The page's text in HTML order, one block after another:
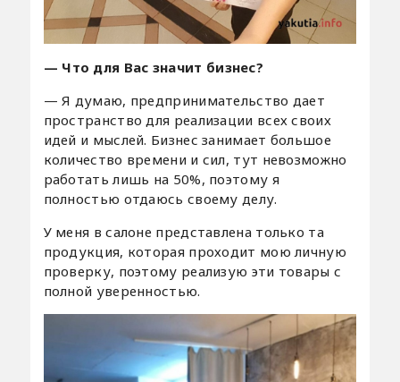
— Что для Вас значит бизнес?
— Я думаю, предпринимательство дает
пространство для реализации всех своих
идей и мыслей. Бизнес занимает большое
количество времени и сил, тут невозможно
работать лишь на 50%, поэтому я
полностью отдаюсь своему делу.
У меня в салоне представлена только та
продукция, которая проходит мою личную
проверку, поэтому реализую эти товары с
полной уверенностью.